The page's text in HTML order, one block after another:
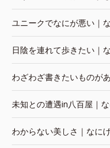
ユニークでなにが悪い｜
日陰を連れて歩きたい｜
わざわざ書きたいものが
未知との遭遇in八百屋｜
わからない美しさ｜なに